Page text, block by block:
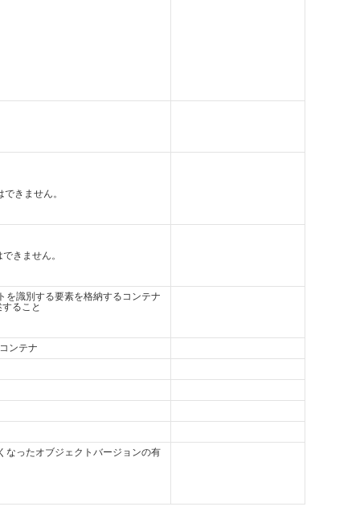
きません。
きません。
を識別する要素を格納するコンテナ
ること
ンテナ
なったオブジェクトバージョンの有